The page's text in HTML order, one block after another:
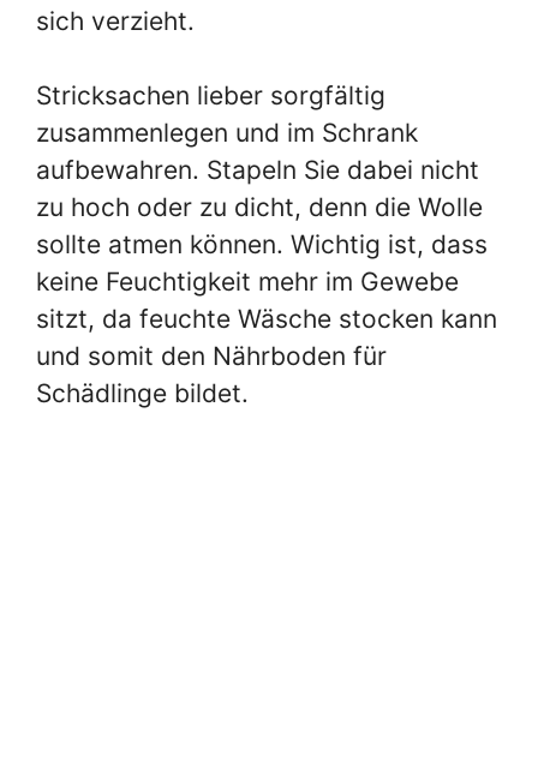
sich verzieht.
Stricksachen lieber sorgfältig
zusammenlegen und im Schrank
aufbewahren. Stapeln Sie dabei nicht
zu hoch oder zu dicht, denn die Wolle
sollte atmen können. Wichtig ist, dass
keine Feuchtigkeit mehr im Gewebe
sitzt, da feuchte Wäsche stocken kann
und somit den Nährboden für
Schädlinge bildet.